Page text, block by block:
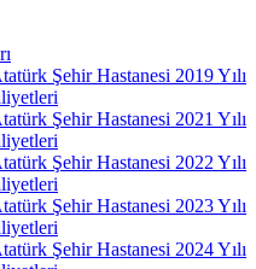
Şehir Hastanesi 2019 Yılı
Şehir Hastanesi 2021 Yılı
Şehir Hastanesi 2022 Yılı
Şehir Hastanesi 2023 Yılı
Şehir Hastanesi 2024 Yılı